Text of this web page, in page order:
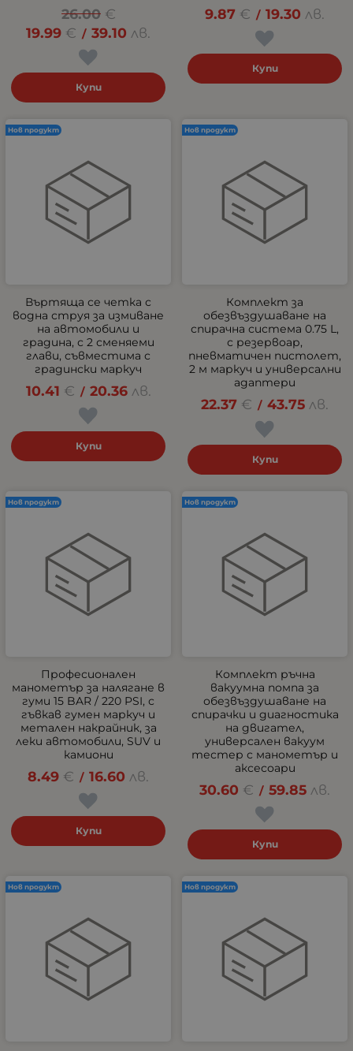
26.00 €
19.99 € / 39.10 лв.
Купи
9.87 € / 19.30 лв.
Купи
Въртяща се четка с
водна струя за измиване
на автомобили и
градина, с 2 сменяеми
глави, съвместима с
градински маркуч
10.41 € / 20.36 лв.
Купи
Нов продукт
Комплект за
обезвъздушаване на
спирачна система 0.75 L,
с резервоар,
пневматичен пистолет,
2 м маркуч и универсални
адаптери
22.37 € / 43.75 лв.
Купи
Нов продукт
Професионален
манометър за налягане в
гуми 15 BAR / 220 PSI, с
гъвкав гумен маркуч и
метален накрайник, за
леки автомобили, SUV и
камиони
8.49 € / 16.60 лв.
Купи
Нов продукт
Комплект ръчна
вакуумна помпа за
обезвъздушаване на
спирачки и диагностика
на двигател,
универсален вакуум
тестер с манометър и
аксесоари
30.60 € / 59.85 лв.
Купи
Нов продукт
Нов продукт Нов продукт